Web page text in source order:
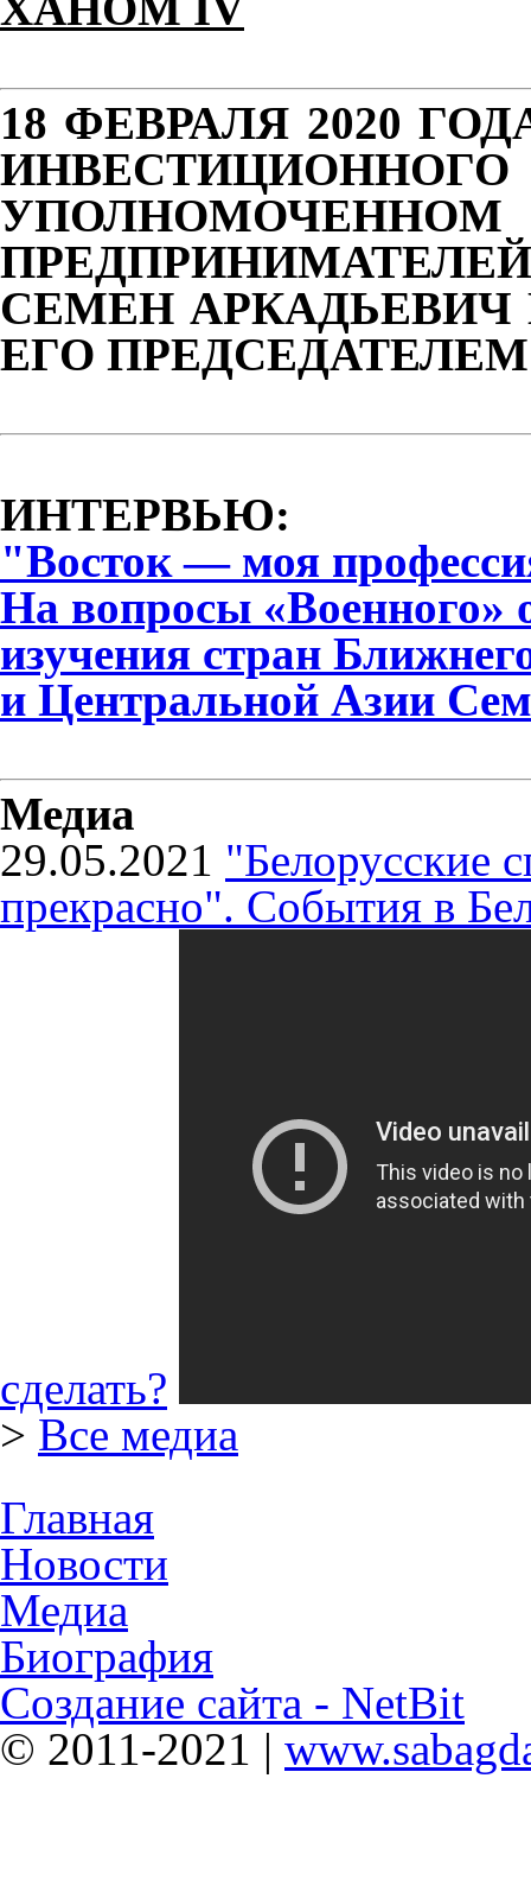
18 ФЕВРАЛЯ 2020
СЕМЕН АРКАДЬЕВИЧ
ЕГО ПРЕДСЕДАТЕЛЕМ
ИНТЕРВЬЮ:
"Восток — моя
На вопросы «Военного»
изучения стран
и Центральной Азии
Медиа
29.05.2021 "Белорусские
прекрасно". События в
сделать?
> Все медиа
Главная
Новости
Медиа
Биография
Создание сайта - NetBit
© 2011-2021 |